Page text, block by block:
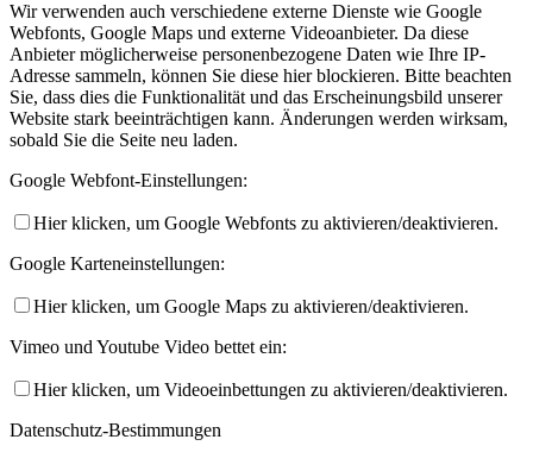
Wir verwenden auch verschiedene externe Dienste wie Google
Webfonts, Google Maps und externe Videoanbieter. Da diese
Anbieter möglicherweise personenbezogene Daten wie Ihre IP-
Adresse sammeln, können Sie diese hier blockieren. Bitte beachten
Sie, dass dies die Funktionalität und das Erscheinungsbild unserer
Website stark beeinträchtigen kann. Änderungen werden wirksam,
sobald Sie die Seite neu laden.
Google Webfont-Einstellungen:
Hier klicken, um Google Webfonts zu aktivieren/deaktivieren.
Google Karteneinstellungen:
Hier klicken, um Google Maps zu aktivieren/deaktivieren.
Vimeo und Youtube Video bettet ein:
Hier klicken, um Videoeinbettungen zu aktivieren/deaktivieren.
Datenschutz-Bestimmungen